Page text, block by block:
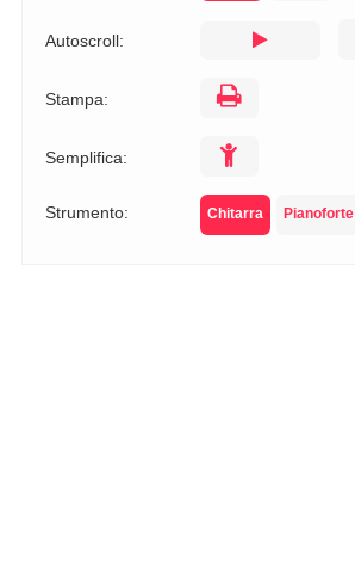
Autoscroll:
Stampa:
Semplifica:
Strumento: Chitarra Pianoforte